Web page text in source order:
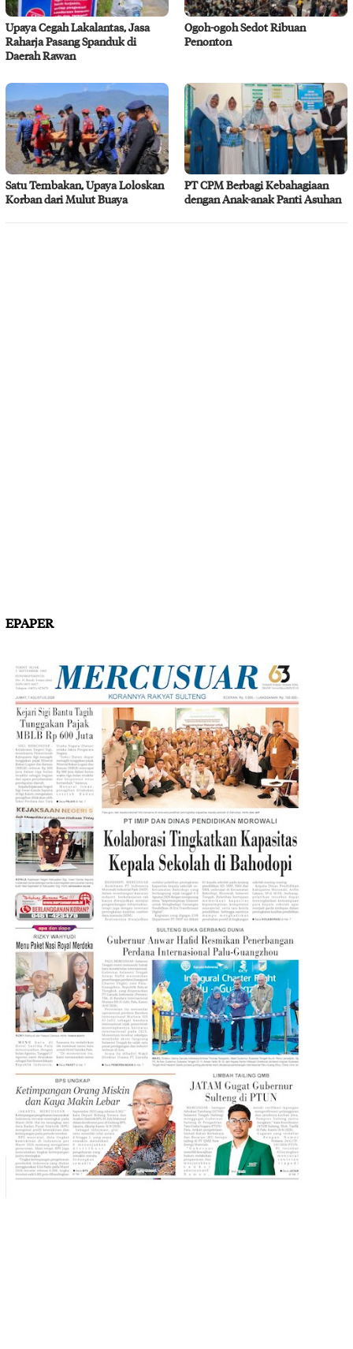
Upaya Cegah Lakalantas, Jasa
Raharja Pasang Spanduk di
Daerah Rawan
Ogoh-ogoh Sedot Ribuan
Penonton
Satu Tembakan, Upaya Loloskan
Korban dari Mulut Buaya
PT CPM Berbagi Kebahagiaan
dengan Anak-anak Panti Asuhan
EPAPER